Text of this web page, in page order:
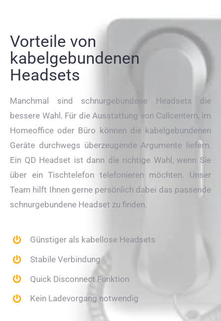
Vorteile von
kabelgebundenen
Headsets
Manchmal sind schnurgebundene Headsets die
bessere Wahl. Für die Ausstattung von Callcentern, im
Homeoffice oder Büro können die kabelgebundenen
Geräte durchwegs überzeugende Argumente liefern.
Ein QD Headset ist dann die richtige Wahl, wenn Sie
über ein Tischtelefon telefonieren möchten. Unser
Team hilft Ihnen gerne persönlich dabei das passende
schnurgebundene Headset zu finden.
Günstiger als kabellose Headsets
Stabile Verbindung
Quick Disconnect Funktion
Kein Ladevorgang notwendig